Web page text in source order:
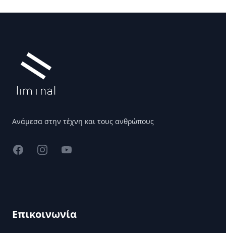
Ανάμεσα στην τέχνη και τους ανθρώπους
FacebookInstagramYouTube
Επικοινωνία